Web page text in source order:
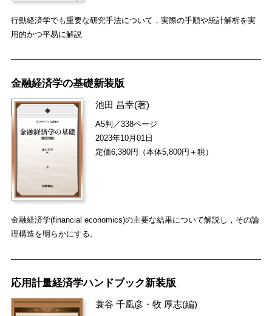
行動経済学でも重要な研究手法について，実際の手順や統計解析を実
用的かつ平易に解説
金融経済学の基礎新装版
池田 昌幸(著)
A5判／338ページ
2023年10月01日
定価6,380円（本体5,800円＋税）
金融経済学(financial economics)の主要な結果について解説し，その論
理構造を明らかにする。
応用計量経済学ハンドブック新装版
蓑谷 千凰彦 ・牧 厚志(編)